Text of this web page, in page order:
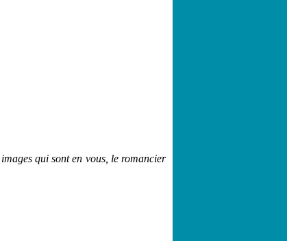
qui sont en vous, le romancier